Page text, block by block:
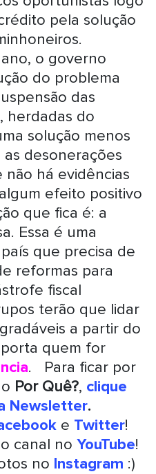
pela solução
o governo
do problema
das
herdadas do
solução menos
desonerações
não há evidências
efeito positivo
que fica é: a
Essa é uma
que precisa de
reformas para
fiscal
terão que lidar
a partir do
quem for
. Para ficar por
Por Quê?, clique
Newsletter.
e Twitter!
canal no YouTube!
no Instagram :)